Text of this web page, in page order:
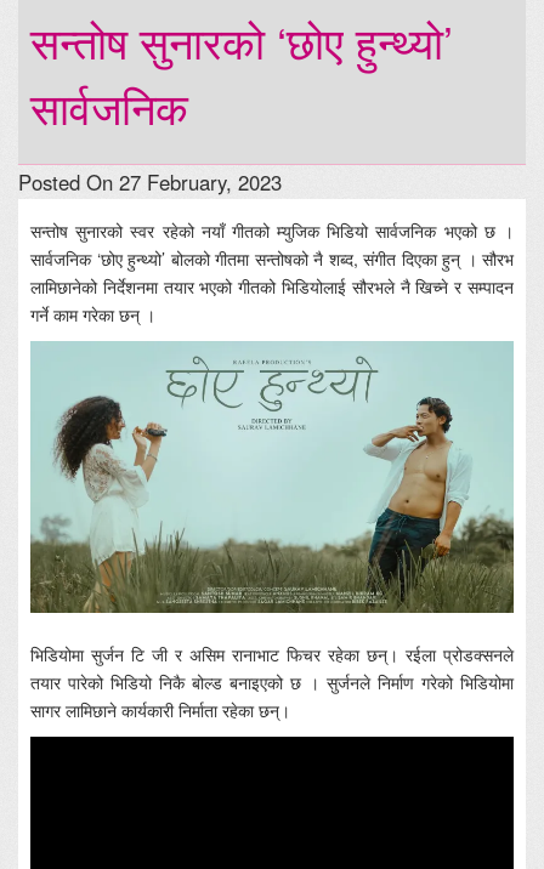
सन्तोष सुनारको ‘छोए हुन्थ्यो’
सार्वजनिक
Posted On 27 February, 2023
सन्तोष सुनारको स्वर रहेको नयाँ गीतको म्युजिक भिडियो सार्वजनिक भएको छ ।
सार्वजनिक ‘छोए हुन्थ्यो’ बोलको गीतमा सन्तोषको नै शब्द, संगीत दिएका हुन् । सौरभ
लामिछानेको निर्देशनमा तयार भएको गीतको भिडियोलाई सौरभले नै खिच्ने र सम्पादन
गर्ने काम गरेका छन् ।
भिडियोमा सुर्जन टि जी र असिम रानाभाट फिचर रहेका छन्। रईला प्रोडक्सनले
तयार पारेको भिडियो निकै बोल्ड बनाइएको छ । सुर्जनले निर्माण गरेको भिडियोमा
सागर लामिछाने कार्यकारी निर्माता रहेका छन्।